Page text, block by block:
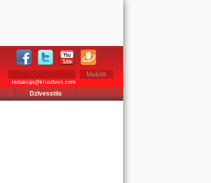
redakcija@krusttevs.com
Dzīvesstils